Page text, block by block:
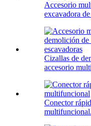
Accesorio
excavadora
Cizallas de
accesorio
Conector